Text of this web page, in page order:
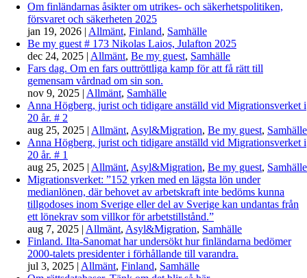
Om finländarnas åsikter om utrikes- och säkerhetspolitiken,
försvaret och säkerheten 2025
jan 19, 2026 | Allmänt, Finland, Samhälle
Be my guest # 173 Nikolas Laios, Julafton 2025
dec 24, 2025 | Allmänt, Be my guest, Samhälle
Fars dag. Om en fars outtröttliga kamp för att få rätt till
gemensam vårdnad om sin son.
nov 9, 2025 | Allmänt, Samhälle
Anna Högberg, jurist och tidigare anställd vid Migrationsverket i
20 år. # 2
aug 25, 2025 | Allmänt, Asyl&Migration, Be my guest, Samhälle
Anna Högberg, jurist och tidigare anställd vid Migrationsverket i
20 år. # 1
aug 25, 2025 | Allmänt, Asyl&Migration, Be my guest, Samhälle
Migrationsverket: ”152 yrken med en lägsta lön under
medianlönen, där behovet av arbetskraft inte bedöms kunna
tillgodoses inom Sverige eller del av Sverige kan undantas från
ett lönekrav som villkor för arbetstillstånd.”
aug 7, 2025 | Allmänt, Asyl&Migration, Samhälle
Finland. Ilta-Sanomat har undersökt hur finländarna bedömer
2000-talets presidenter i förhållande till varandra.
jul 3, 2025 | Allmänt, Finland, Samhälle